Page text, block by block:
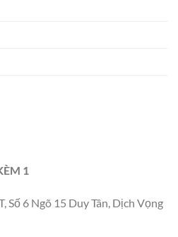
1
Số 6 Ngõ 15 Duy Tân, Dịch Vọng